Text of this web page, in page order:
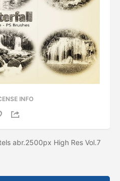
INFO
abr.2500px High Res Vol.7